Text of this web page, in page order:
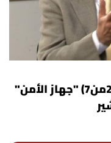
بالفيديو: أسعد شفتري يروي (2من7) "جهاز الأمن"